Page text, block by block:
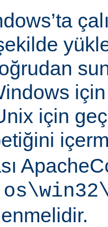
için